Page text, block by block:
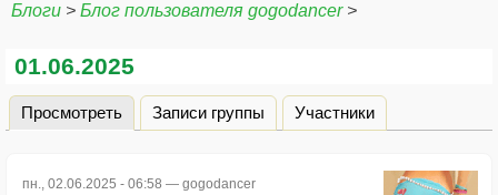
Блоги > Блог пользователя gogodancer>
01.06.2025
Главные вкладки
Просмотреть (активная вкладка)
Записи группы Участники
пн., 02.06.2025 - 06:58 — gogodancer